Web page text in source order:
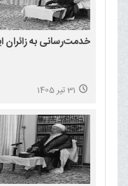
خدمت‌رسانی به زائران
31 تیر 1405